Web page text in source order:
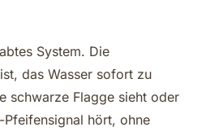
System. Die
das Wasser sofort zu
schwarze Flagge sieht oder
Pfeifensignal hört, ohne